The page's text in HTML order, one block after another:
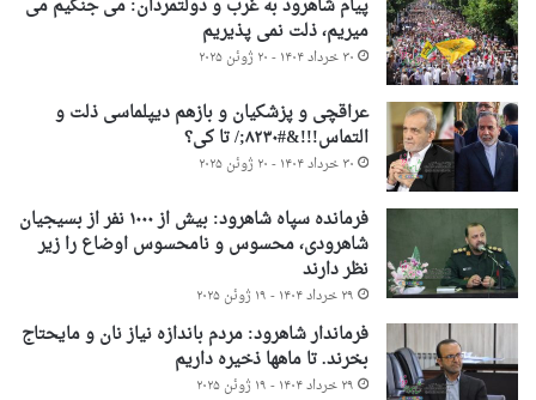
میریم، ذلت نمی پذیریم
۳۰ خرداد ۱۴۰۴ - ۲۰ ژوئن ۲۰۲۵
عراقچی و پزشکیان و بازهم دیپلماسی ذلت و
التماس!!!&#۸۲۳۰;/ تا کی؟
۳۰ خرداد ۱۴۰۴ - ۲۰ ژوئن ۲۰۲۵
فرمانده سپاه شاهرود: بیش از ۱۰۰۰ نفر از بسیجیان
شاهرودی، محسوس و نامحسوس اوضاع را زیر
نظر دارند
۲۹ خرداد ۱۴۰۴ - ۱۹ ژوئن ۲۰۲۵
فرماندار شاهرود: مردم باندازه نیاز نان و مایحتاج
بخرند. تا ماهها ذخیره داریم
۲۹ خرداد ۱۴۰۴ - ۱۹ ژوئن ۲۰۲۵